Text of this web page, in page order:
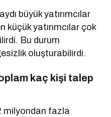
büyük yatırımcılar
yatırımcılar çok
Bu durum
oluşturabilirdi.
kaç kişi talep
milyondan fazla